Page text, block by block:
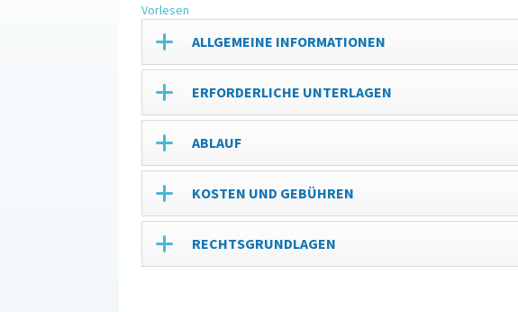
Vorlesen
ALLGEMEINE INFORMATIONEN
ERFORDERLICHE UNTERLAGEN
ABLAUF
KOSTEN UND GEBÜHREN
RECHTSGRUNDLAGEN